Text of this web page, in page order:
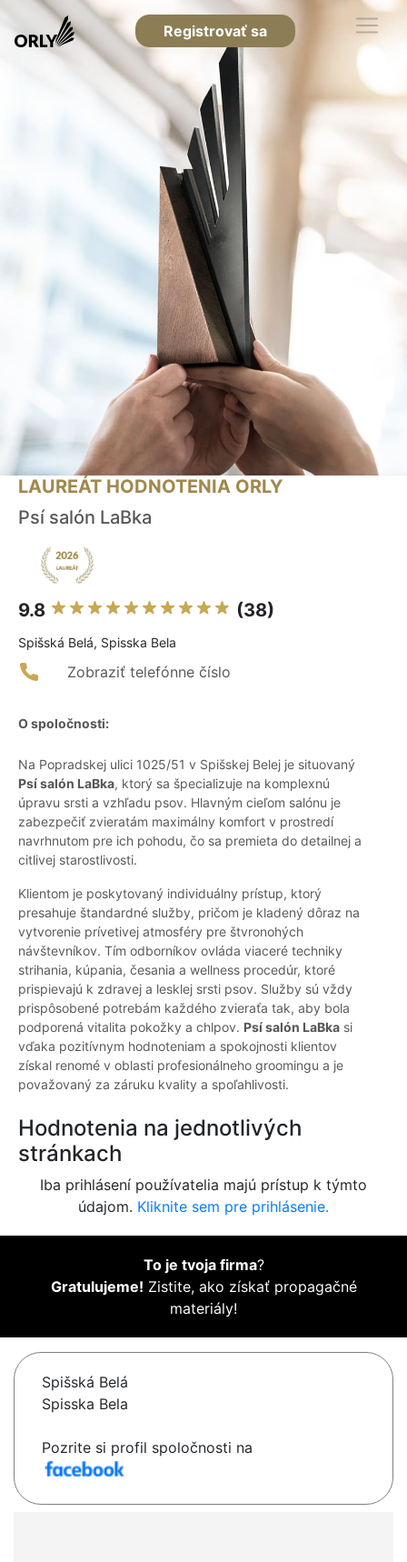
Registrovať sa
LAUREÁT HODNOTENIA ORLY
Psí salón LaBka
9.8 (38)
Spišská Belá, Spisska Bela
Zobraziť telefónne číslo
O spoločnosti:
Na Popradskej ulici 1025/51 v Spišskej Belej je situovaný
Psí salón LaBka, ktorý sa špecializuje na komplexnú
úpravu srsti a vzhľadu psov. Hlavným cieľom salónu je
zabezpečiť zvieratám maximálny komfort v prostredí
navrhnutom pre ich pohodu, čo sa premieta do detailnej a
citlivej starostlivosti.
Klientom je poskytovaný individuálny prístup, ktorý
presahuje štandardné služby, pričom je kladený dôraz na
vytvorenie prívetivej atmosféry pre štvronohých
návštevníkov. Tím odborníkov ovláda viaceré techniky
strihania, kúpania, česania a wellness procedúr, ktoré
prispievajú k zdravej a lesklej srsti psov. Služby sú vždy
prispôsobené potrebám každého zvieraťa tak, aby bola
podporená vitalita pokožky a chlpov. Psí salón LaBka si
vďaka pozitívnym hodnoteniam a spokojnosti klientov
získal renomé v oblasti profesionálneho groomingu a je
považovaný za záruku kvality a spoľahlivosti.
Hodnotenia na jednotlivých
stránkach
Iba prihlásení používatelia majú prístup k týmto
údajom. Kliknite sem pre prihlásenie.
To je tvoja firma?
Gratulujeme! Zistite, ako získať propagačné
materiály!
Spišská Belá
Spisska Bela
Pozrite si profil spoločnosti na